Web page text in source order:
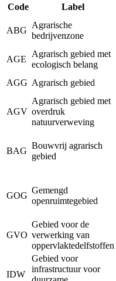
Code
Label
ABG
Agrarische
bedrijvenzone
AGE
Agrarisch gebied met
ecologisch belang
AGG Agrarisch gebied
AGV
Agrarisch gebied met
overdruk
natuurverweving
BAG
Bouwvrij agrarisch
gebied
GOG
Gemengd
openruimtegebied
GVO
Gebied voor de
verwerking van
oppervlaktedelfstoffen
IDW
Gebied voor
infrastructuur voor